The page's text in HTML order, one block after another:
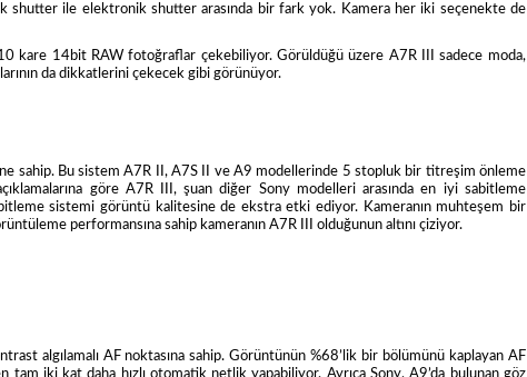
shutter ile elektronik shutter arasında bir fark yok. Kamera her iki seçenekte de
kare 14bit RAW fotoğraflar çekebiliyor. Görüldüğü üzere A7R III sadece moda,
da dikkatlerini çekecek gibi görünüyor.
sahip. Bu sistem A7R II, A7S II ve A9 modellerinde 5 stopluk bir titreşim önleme
göre A7R III, şuan diğer Sony modelleri arasında en iyi sabitleme
sistemi görüntü kalitesine de ekstra etki ediyor. Kameranın muhteşem bir
performansına sahip kameranın A7R III olduğunun altını çiziyor.
algılamalı AF noktasına sahip. Görüntünün %68’lik bir bölümünü kaplayan AF